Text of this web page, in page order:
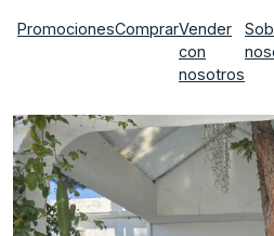
PromocionesComprarVender
con
nosotros